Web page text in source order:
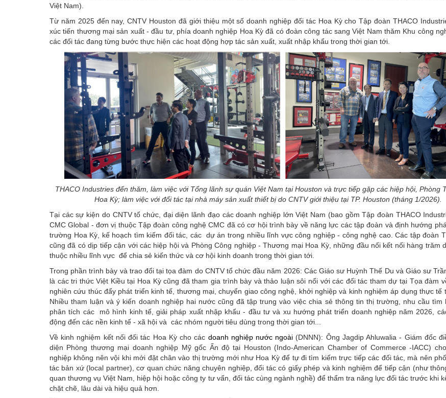
Việt Nam).
Từ năm 2025 đến nay, CNTV Houston đã giới thiệu một số doanh nghiệp đối tác Hoa Kỳ cho Tập đoàn THACO
xúc tiến thương mại sản xuất - đầu tư, phía doanh nghiệp Hoa Kỳ đã có đoàn công tác sang Việt Nam thăm Khu công
các đối tác đang từng bước thực hiện các hoạt động hợp tác sản xuất, xuất nhập khẩu trong thời gian tới.
THACO Industries đến thăm, làm việc với Tổng lãnh sự quán Việt Nam tại Houston và trực tiếp gặp các hiệp hội, Phòng
Hoa Kỳ; làm việc với đối tác tại nhà máy sản xuất thiết bị do CNTV giới thiệu tại TP. Houston (tháng 1/2026).
Tại các sự kiện do CNTV tổ chức, đại diện lãnh đạo các doanh nghiệp lớn Việt Nam (bao gồm Tập đoàn THACO
CMC Global - đơn vị thuộc Tập đoàn công nghệ CMC đã có cơ hội trình bày về năng lực các tập đoàn và định hướng
trường Hoa Kỳ, kế hoạch tìm kiếm đối tác, các dự án trong nhiều lĩnh vực công nghiệp - công nghệ cao. Các tập đoàn
cũng đã có dịp tiếp cận với các hiệp hội và Phòng Công nghiệp - Thương mại Hoa Kỳ, những đầu nối kết nối hàng trăm
thuộc nhiều lĩnh vực để chia sẻ kiến thức và cơ hội kinh doanh trong thời gian tới.
Trong phần trình bày và trao đổi tại tọa đàm do CNTV tổ chức đầu năm 2026: Các Giáo sư Huỳnh Thế Du và Giáo sư
là các tri thức Việt Kiều tại Hoa Kỳ cũng đã tham gia trình bày và thảo luận sôi nổi với các đối tác tham dự tại Tọa đàm
nghiên cứu thúc đẩy phát triển kinh tế, thương mại, chuyển giao công nghệ, khởi nghiệp và kinh nghiệm áp dụng thực tế
Nhiều tham luận và ý kiến doanh nghiệp hai nước cũng đã tập trung vào việc chia sẻ thông tin thị trường, nhu cầu tìm
phân tích các mô hình kinh tế, giải pháp xuất nhập khẩu - đầu tư và xu hướng phát triển doanh nghiệp năm 2026,
động đến các nền kinh tế - xã hội và các nhóm người tiêu dùng trong thời gian tới...
Về kinh nghiệm kết nối đối tác Hoa Kỳ cho các doanh nghiệp nước ngoài (DNNN): Ông Jagdip Ahluwalia - Giám đốc
diện Phòng thương mại doanh nghiệp Mỹ gốc Ấn độ tại Houston (Indo-American Chamber of Commerce -IACC)
nghiệp không nên vội khi mới đặt chân vào thị trường mới như Hoa Kỳ để tự đi tìm kiếm trực tiếp các đối tác, mà nên
tác bản xứ (local partner), cơ quan chức năng chuyên nghiệp, đối tác có giấy phép và kinh nghiệm để tiếp cận (như
quan thương vụ Việt Nam, hiệp hội hoặc công ty tư vấn, đối tác cùng ngành nghề) để thẩm tra năng lực đối tác trước khi
chặt chẽ, lâu dài và hiệu quả hơn.